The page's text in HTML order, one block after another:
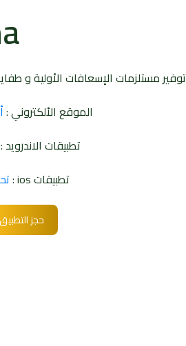
توفير مستلزمات الإسعافات الأولية و
الموقع الألكتروني :
تطبيقات الاندرويد :
تطبيقات ios :
حجز التطبيق